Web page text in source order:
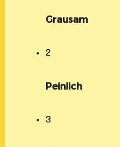
Grausam
2
Peinlich
3